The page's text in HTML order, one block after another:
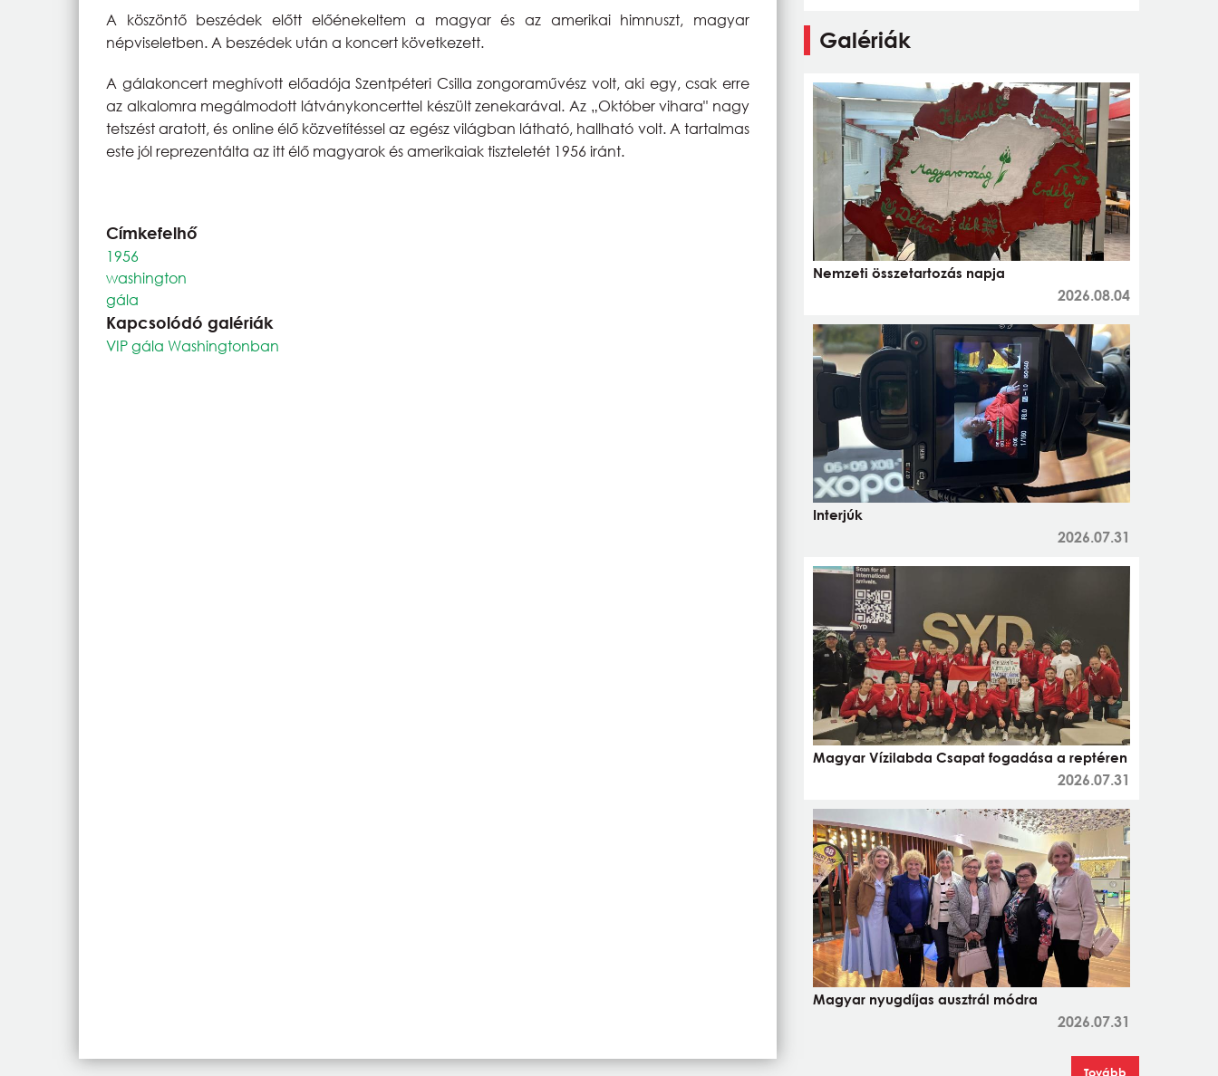
A köszöntő beszédek előtt előénekeltem a magyar és az amerikai himnuszt, magyar
népviseletben. A beszédek után a koncert következett.
A gálakoncert meghívott előadója Szentpéteri Csilla zongoraművész volt, aki egy, csak erre
az alkalomra megálmodott látványkoncerttel készült zenekarával. Az „Október vihara" nagy
tetszést aratott, és online élő közvetítéssel az egész világban látható, hallható volt. A tartalmas
este jól reprezentálta az itt élő magyarok és amerikaiak tiszteletét 1956 iránt.
Címkefelhő
1956
washington
gála
Kapcsolódó galériák
VIP gála Washingtonban
Galériák
Nemzeti összetartozás napja
2026.08.04
Interjúk
2026.07.31
Magyar Vízilabda Csapat fogadása a reptéren
2026.07.31
Magyar nyugdíjas ausztrál módra
2026.07.31
Tovább